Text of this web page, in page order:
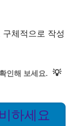
체적으로 작성
인해 보세요. 💡
하세요